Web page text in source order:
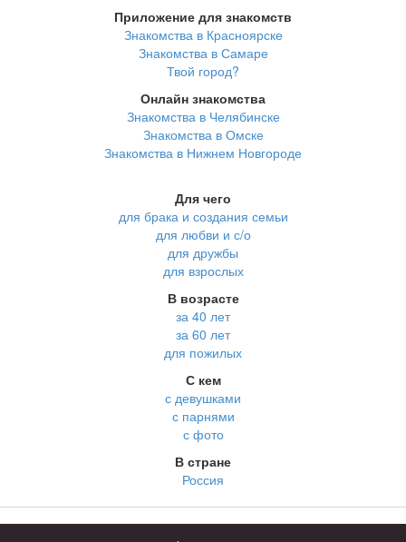
Приложение для знакомств
Знакомства в Красноярске
Знакомства в Самаре
Твой город?
Онлайн знакомства
Знакомства в Челябинске
Знакомства в Омске
Знакомства в Нижнем Новгороде
Для чего
для брака и создания семьи
для любви и с/о
для дружбы
для взрослых
В возрасте
за 40 лет
за 60 лет
для пожилых
С кем
с девушками
с парнями
с фото
В стране
Россия